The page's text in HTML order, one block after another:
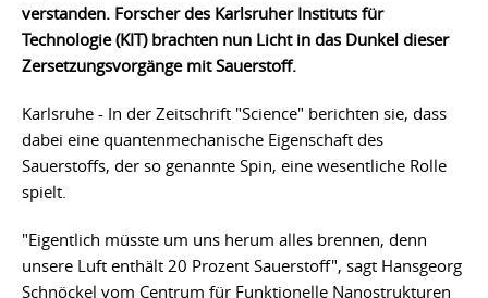
verstanden. Forscher des Karlsruher Instituts für
Technologie (KIT) brachten nun Licht in das Dunkel dieser
Zersetzungsvorgänge mit Sauerstoff.
Karlsruhe - In der Zeitschrift "Science" berichten sie, dass
dabei eine quantenmechanische Eigenschaft des
Sauerstoffs, der so genannte Spin, eine wesentliche Rolle
spielt.
"Eigentlich müsste um uns herum alles brennen, denn
unsere Luft enthält 20 Prozent Sauerstoff", sagt Hansgeorg
Schnöckel vom Centrum für Funktionelle Nanostrukturen